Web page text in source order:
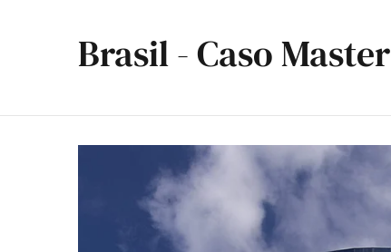
Brasil - Caso Master